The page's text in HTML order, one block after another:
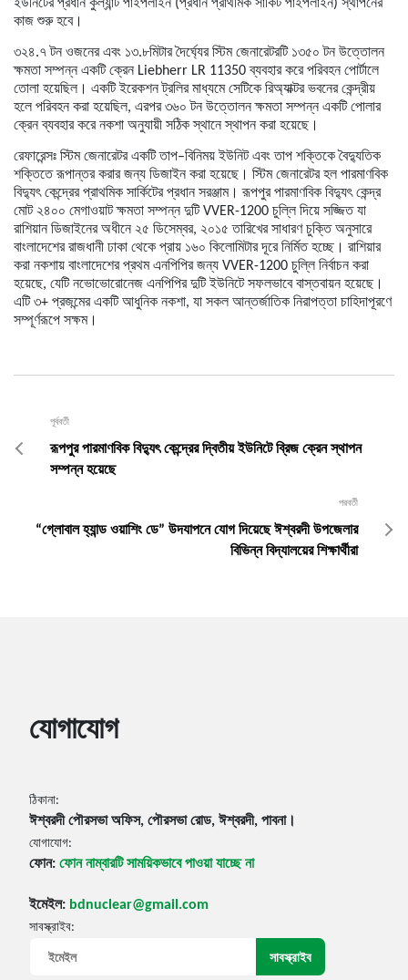
ইউনিটের প্রধান কুল্যান্ট পাইপলাইন (প্রধান প্রাথমিক সার্কিট পাইপলাইন)স্থাপনের
কাজ শুরু হবে।
৩২৪.৭ টন ওজনের এবং ১৩.৮মিটার দৈর্ঘ্যের স্টিম জেনারেটরটি ১৩৫০ টন উত্তোলন
ক্ষমতা সম্পন্ন একটি ক্রেন Liebherr LR 11350ব্যবহার করেপরিবহন পোর্টালে
তোলা হয়েছিল। একটি ইরেকশন ট্রলির মাধ্যমে সেটিকে রিঅ্যাক্টর ভবনের কেন্দ্রীয়
হলে পরিবহন করা হয়েছিল, এরপর ৩৬০ টন উত্তোলন ক্ষমতা সম্পন্ন একটি পোলার
ক্রেন ব্যবহার করে নকশা অনুযায়ী সঠিক স্থানে স্থাপন করা হয়েছে।
রেফারেন্সঃ স্টিম জেনারেটর একটি তাপ–বিনিময় ইউনিট এবং তাপ শক্তিকে বৈদ্যুতিক
শক্তিতে রূপান্তর করার জন্য ডিজাইন করা হয়েছে। স্টিম জেনারেটরহল পারমাণবিক
বিদ্যুৎ কেন্দ্রের প্রাথমিক সার্কিটের প্রধান সরঞ্জাম। রূপপুর পারমাণবিক বিদ্যুৎ কেন্দ্র
মোট ২৪০০ মেগাওয়াট ক্ষমতা সম্পন্ন দুটিVVER-1200 চুল্লি দিয়ে সজ্জিত যা
রাশিয়ান ডিজাইনের অধীনে ২৫ ডিসেম্বর, ২০১৫ তারিখের সাধারণ চুক্তি অনুসারে
বাংলাদেশের রাজধানী ঢাকা থেকে প্রায় ১৬০ কিলোমিটার দূরে নির্মিত হচ্ছে। রাশিয়ার
করা নকশায় বাংলাদেশের প্রথম এনপিপির জন্য VVER-1200 চুল্লি নির্বাচন করা
হয়েছে, যেটিনভোভোরোনেজ এনপিপির দুটি ইউনিটে সফলভাবে বাস্তবায়ন হয়েছে।
এটি ৩+ প্রজন্মের একটি আধুনিক নকশা, যা সকল আন্তর্জাতিক নিরাপত্তা চাহিদাপূরণে
সম্পূর্ণরূপে সক্ষম।
পূর্ববর্তী
রূপপুর পারমাণবিক বিদ্যুৎ কেন্দ্রের দ্বিতীয় ইউনিটে ব্রিজ ক্রেন স্থাপন
সম্পন্ন হয়েছে
পরবর্তী
“গ্লোবাল হ্যান্ড ওয়াশিং ডে” উদযাপনে যোগ দিয়েছে ঈশ্বরদী উপজেলার
বিভিন্ন বিদ্যালয়ের শিক্ষার্থীরা
যোগাযোগ
ঠিকানা:
ঈশ্বরদী পৌরসভা অফিস, পৌরসভা রোড, ঈশ্বরদী, পাবনা।
যোগাযোগ:
ফোন: ফোন নাম্বারটি সাময়িকভাবে পাওয়া যাচ্ছে না
ইমেইল: bdnuclear@gmail.com
সাবস্ক্রাইব: